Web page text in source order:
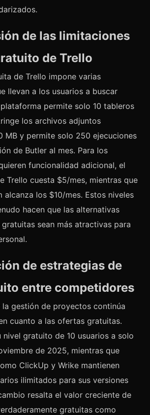
de las limitaciones
de Trello
de Trello impone varias
llevan a los usuarios a buscar
permite solo 10 tableros
los archivos adjuntos
MB y permite solo 250 ejecuciones
de Butler al mes. Para los
funcionalidad adicional, el
Trello cuesta $5/mes, mientras que
alcanza los $10/mes. Estos niveles
hacen que las alternativas
sean más atractivas para
de estrategias de
entre competidores
la gestión de proyectos continúa
cuanto a las ofertas gratuitas.
nivel gratuito de 10 usuarios a solo
de 2025, mientras que
ClickUp y Wrike mantienen
ilimitados para sus versiones
resalta el valor creciente de
gratuitas como